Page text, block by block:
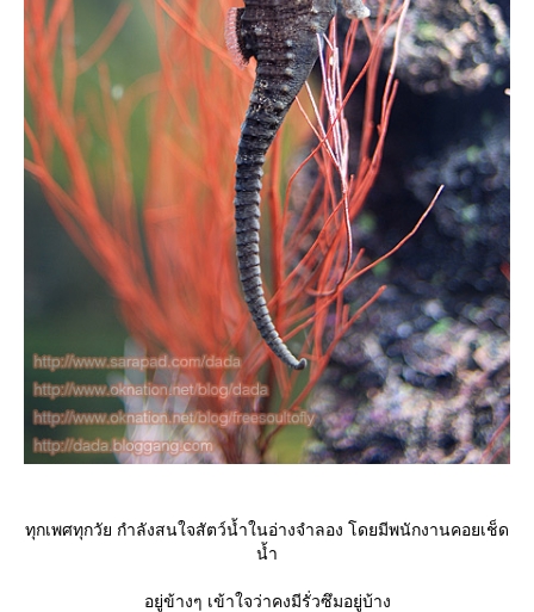
ทุกเพศทุกวัย กำลังสนใจสัตว์น้ำในอ่างจำลอง โดยมีพนักงานคอยเช็ด
น้ำ
อยู่ข้างๆ เข้าใจว่าคงมีรั่วซึมอยู่บ้าง